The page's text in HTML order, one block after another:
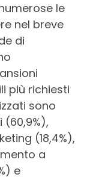
le
nel breve
di
più richiesti
sono
(18,4%),
a
e